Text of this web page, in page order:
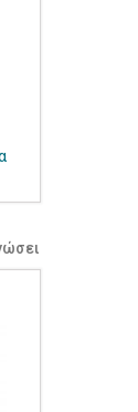
Δελτία